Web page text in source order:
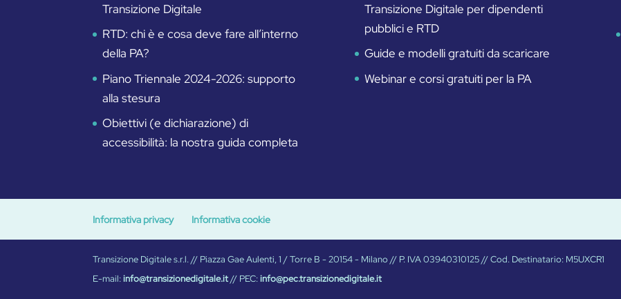
Transizione Digitale
RTD: chi è e cosa deve fare all’interno
della PA?
Piano Triennale 2024-2026: supporto
alla stesura
Obiettivi (e dichiarazione) di
accessibilità: la nostra guida completa
Transizione Digitale per dipendenti
pubblici e RTD
Guide e modelli gratuiti da scaricare
Webinar e corsi gratuiti per la PA
Informativa privacy Informativa cookie
Transizione Digitale s.r.l. // Piazza Gae Aulenti, 1 / Torre B - 20154 - Milano // P. IVA 03940310125 // Cod. Destinatario: M5UXCR1
E-mail:info@transizionedigitale.it// PEC:info@pec.transizionedigitale.it